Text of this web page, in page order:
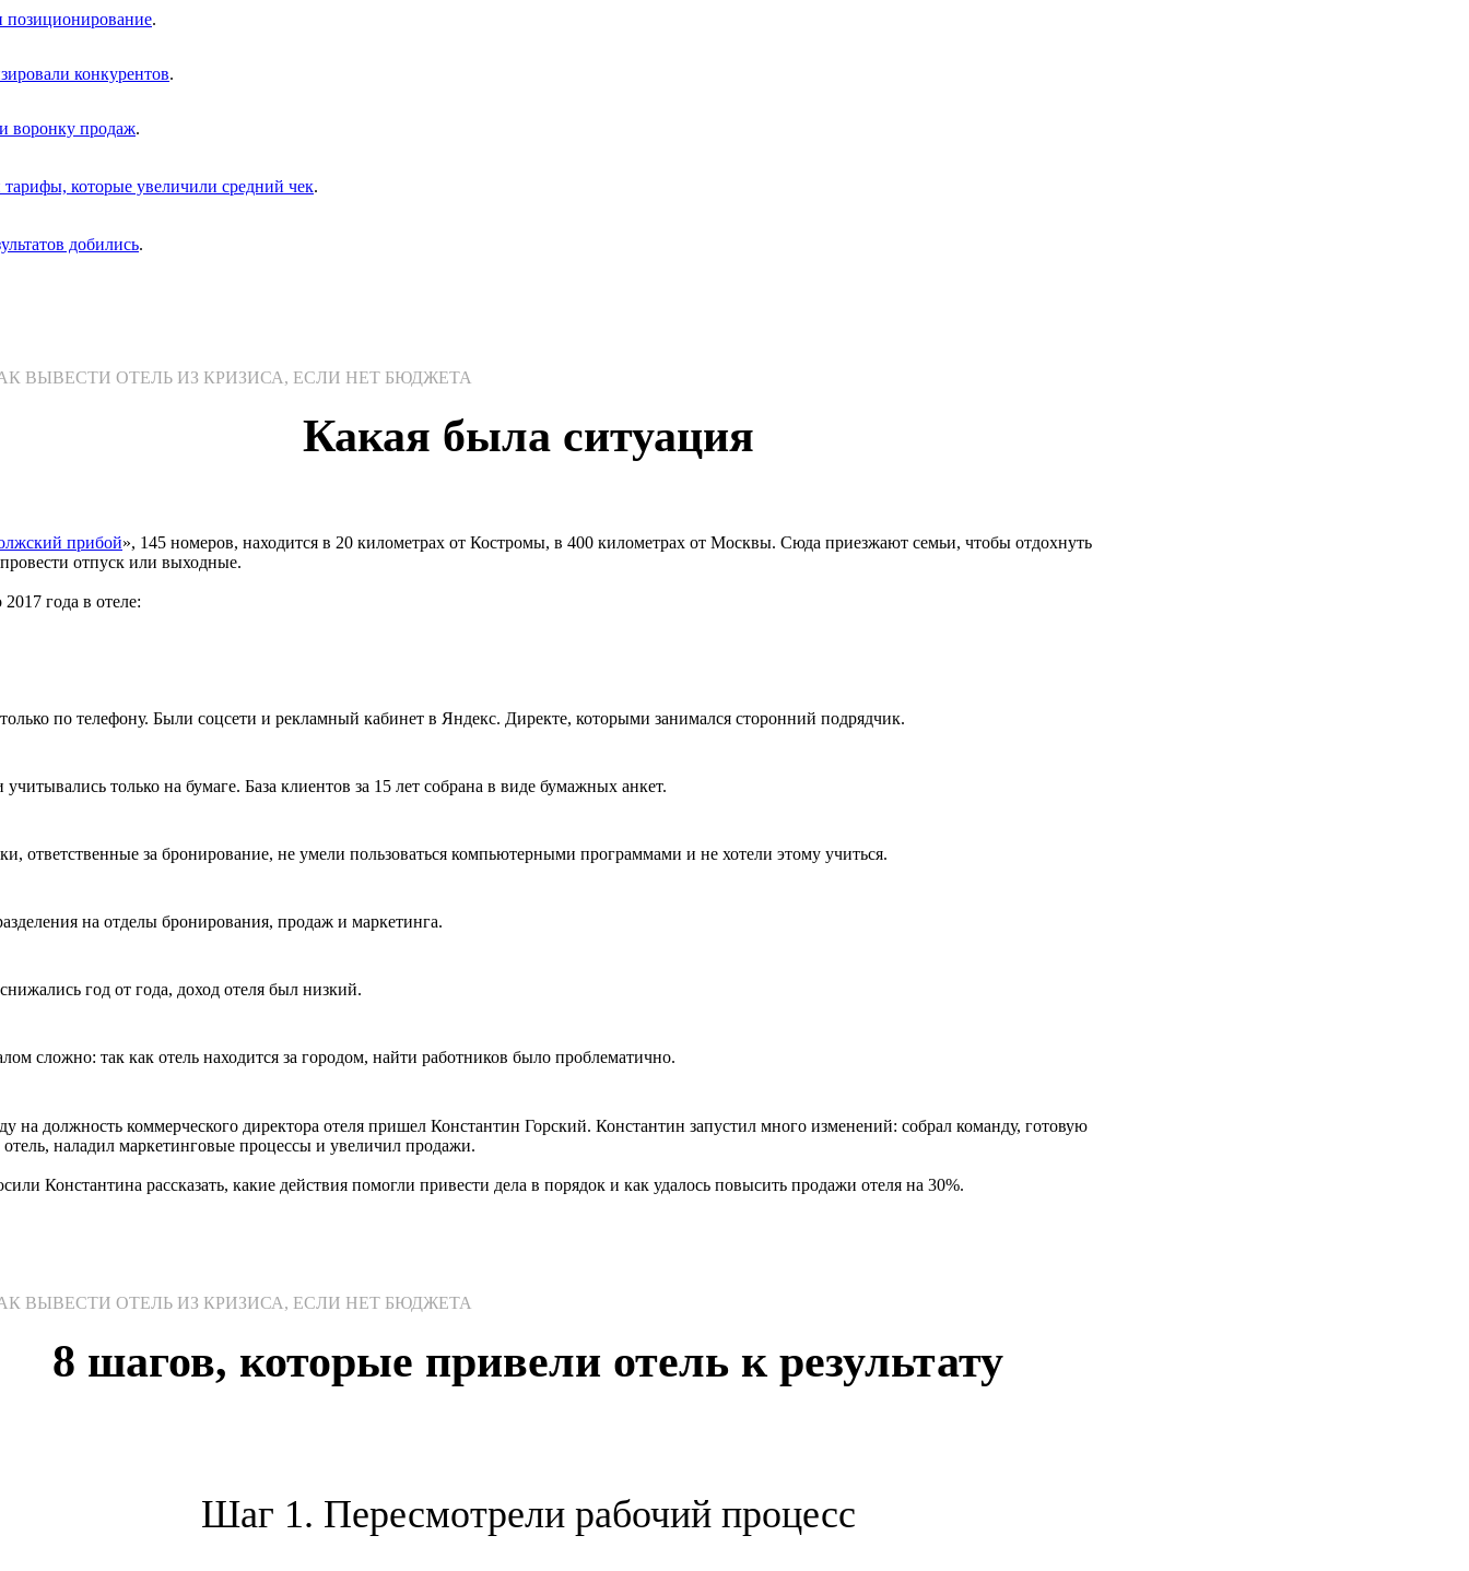
позиционирование.
конкурентов.
воронку продаж.
которые увеличили средний чек.
добились.
ВЫВЕСТИ ОТЕЛЬ ИЗ КРИЗИСА, ЕСЛИ НЕТ БЮДЖЕТА
Какая была ситуация
прибой», 145 номеров, находится в 20 километрах от Костромы, в 400 километрах от Москвы. Сюда приезжают семьи, чтобы отдохнуть
отпуск или выходные.
года в отеле:
по телефону. Были соцсети и рекламный кабинет в Яндекс. Директе, которыми занимался сторонний подрядчик.
только на бумаге. База клиентов за 15 лет собрана в виде бумажных анкет.
ответственные за бронирование, не умели пользоваться компьютерными программами и не хотели этому учиться.
на отделы бронирования, продаж и маркетинга.
год от года, доход отеля был низкий.
сложно: так как отель находится за городом, найти работников было проблематично.
на должность коммерческого директора отеля пришел Константин Горский. Константин запустил много изменений: собрал команду, готовую
отель, наладил маркетинговые процессы и увеличил продажи.
Константина рассказать, какие действия помогли привести дела в порядок и как удалось повысить продажи отеля на 30%.
ВЫВЕСТИ ОТЕЛЬ ИЗ КРИЗИСА, ЕСЛИ НЕТ БЮДЖЕТА
8 шагов, которые привели отель к результату
Шаг 1. Пересмотрели рабочий процесс